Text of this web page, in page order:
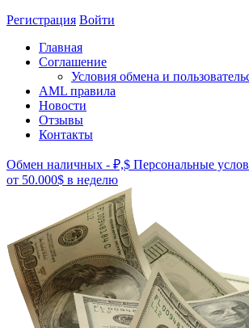
Регистрация Войти
Главная
Соглашение
Условия обмена и
AML правила
Новости
Отзывы
Контакты
Обмен наличных - ₽,$ Персональные
от 50.000$ в неделю